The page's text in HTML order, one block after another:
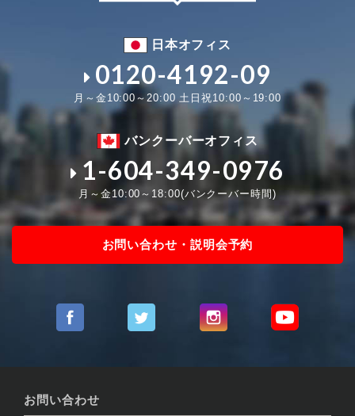
日本オフィス
0120-4192-09
月～金10:00～20:00 土日祝10:00～19:00
バンクーバーオフィス
1-604-349-0976
月～金10:00～18:00(バンクーバー時間)
お問い合わせ・説明会予約
お問い合わせ